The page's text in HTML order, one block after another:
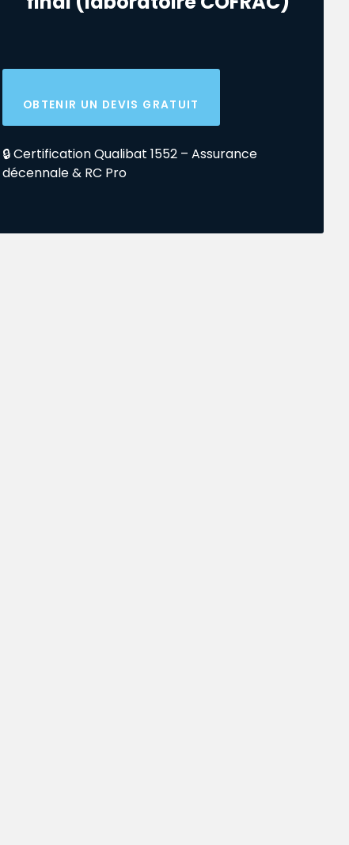
OBTENIR UN DEVIS GRATUIT
🔒 Certification Qualibat 1552 – Assurance
décennale & RC Pro